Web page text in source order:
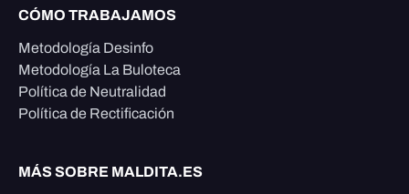
CÓMO TRABAJAMOS
Metodología Desinfo
Metodología La Buloteca
Política de Neutralidad
Política de Rectificación
MÁS SOBRE MALDITA.ES